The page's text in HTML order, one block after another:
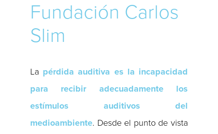
Fundación Carlos
Slim
La pérdida auditiva es la incapacidad
para recibir adecuadamente los
estímulos auditivos del
medioambiente. Desde el punto de vista